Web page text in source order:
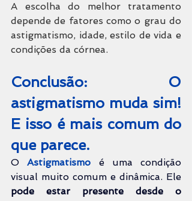
A escolha do melhor tratamento
depende de fatores como o grau do
astigmatismo, idade, estilo de vida e
condições da córnea.
Conclusão: O
astigmatismo muda sim!
E isso é mais comum do
que parece.
O Astigmatismo é uma condição
pode estar presente desde o